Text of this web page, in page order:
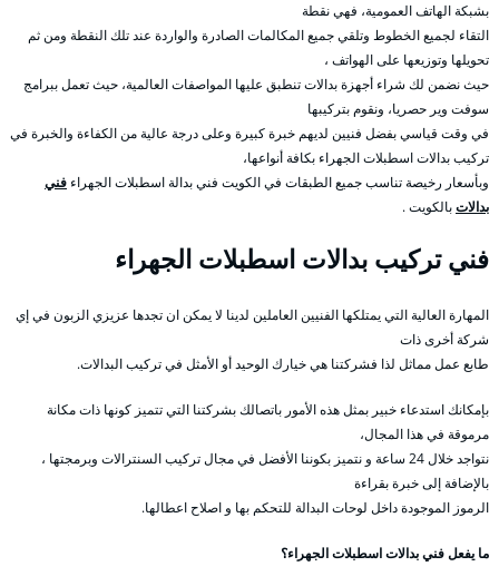
بشبكة الهاتف العمومية، فهي نقطة
التقاء لجميع الخطوط وتلقي جميع المكالمات الصادرة والواردة عند تلك النقطة ومن ثم
تحويلها وتوزيعها على الهواتف ،
حيث نضمن لك شراء أجهزة بدالات تنطبق عليها المواصفات العالمية، حيث تعمل ببرامج
سوفت وير حصريا، ونقوم بتركيبها
في وقت قياسي بفضل فنيين لديهم خبرة كبيرة وعلى درجة عالية من الكفاءة والخبرة في
تركيب بدالات اسطبلات الجهراء بكافة أنواعها،
وبأسعار رخيصة تناسب جميع الطبقات في الكويت فني بدالة اسطبلات الجهراء فني
بدالاتبالكويت .
فني تركيب بدالات اسطبلات الجهراء
المهارة العالية التي يمتلكها الفنيين العاملين لدينا لا يمكن ان تجدها عزيزي الزبون في إي
شركة أخرى ذات
طابع عمل مماثل لذا فشركتنا هي خيارك الوحيد أو الأمثل في تركيب البدالات.
بإمكانك استدعاء خبير بمثل هذه الأمور باتصالك بشركتنا التي تتميز كونها ذات مكانة
مرموقة في هذا المجال،
نتواجد خلال 24 ساعة و نتميز بكوننا الأفضل في مجال تركيب السنترالات وبرمجتها ،
بالإضافة إلى خبرة بقراءة
الرموز الموجودة داخل لوحات البدالة للتحكم بها و اصلاح اعطالها.
ما يفعل فني بدالات اسطبلات الجهراء؟